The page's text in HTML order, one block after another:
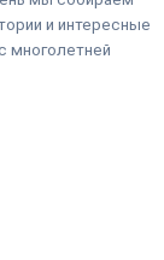
и интересные
многолетней